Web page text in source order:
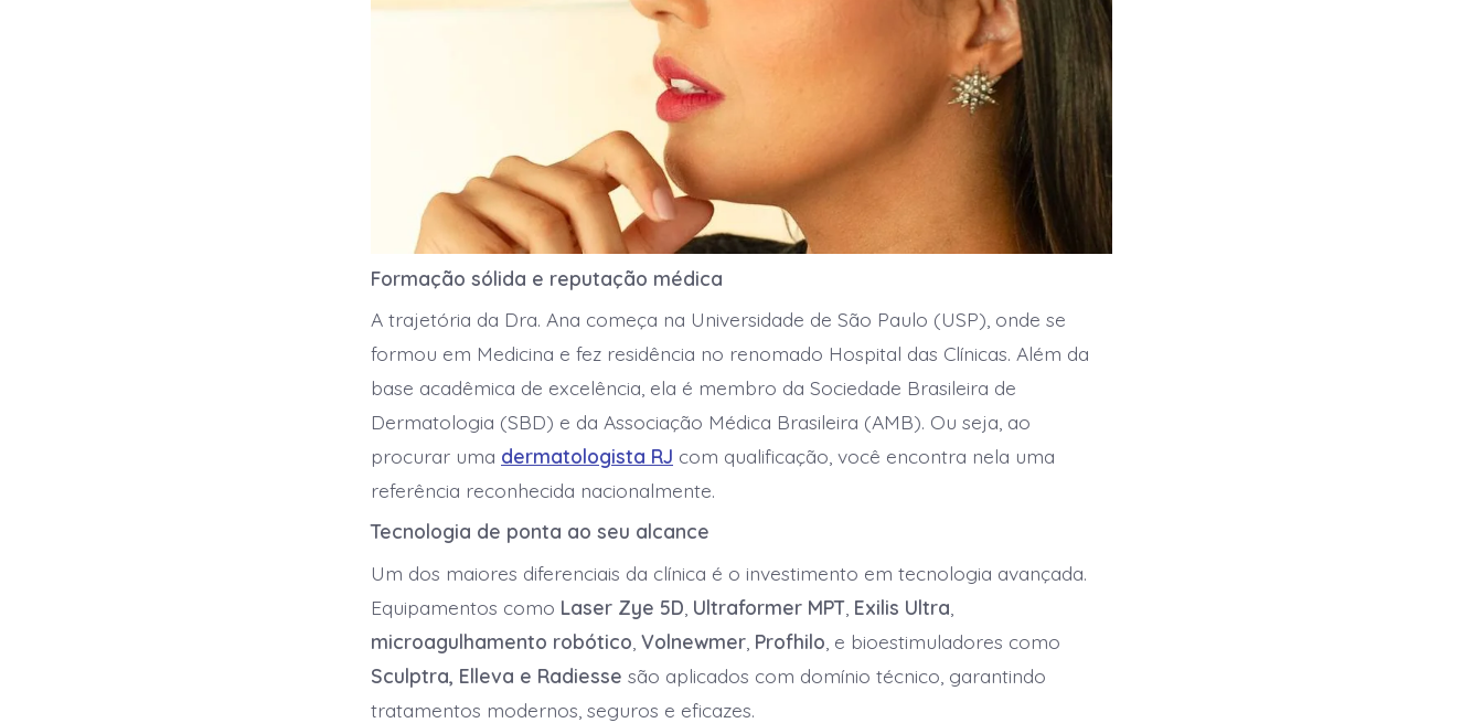
Formação sólida e reputação médica
A trajetória da Dra. Ana começa na Universidade de São Paulo (USP), onde se
formou em Medicina e fez residência no renomado Hospital das Clínicas. Além da
base acadêmica de excelência, ela é membro da Sociedade Brasileira de
Dermatologia (SBD) e da Associação Médica Brasileira (AMB). Ou seja, ao
procurar uma dermatologista RJ com qualificação, você encontra nela uma
referência reconhecida nacionalmente.
Tecnologia de ponta ao seu alcance
Um dos maiores diferenciais da clínica é o investimento em tecnologia avançada.
Equipamentos como Laser Zye 5D Ultraformer MPT Exilis Ultra
microagulhamento robótico Volnewmer Profhilo , e bioestimuladores como
Sculptra, Elleva e Radiesse são aplicados com domínio técnico, garantindo
tratamentos modernos, seguros e eficazes.